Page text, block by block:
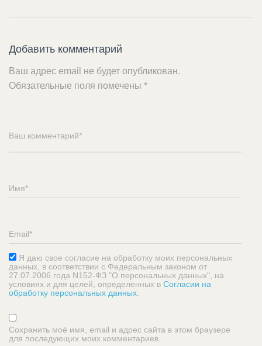
Добавить комментарий
Ваш адрес email не будет опубликован.
Обязательные поля помечены *
Я даю свое согласие на обработку моих персональных
данных, в соответствии с Федеральным законом от
27.07.2006 года N152-ФЗ "О персональных данных", на
условиях и для целей, определенных в Согласии на
обработку персональных данных
Сохранить моё имя, email и адрес сайта в этом браузере
для последующих моих комментариев.